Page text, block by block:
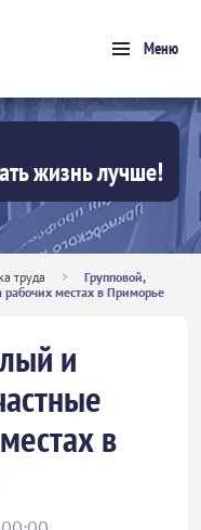
Меню
жизнь лучше!
труда >
Групповой,
рабочих местах в Приморье
и
в